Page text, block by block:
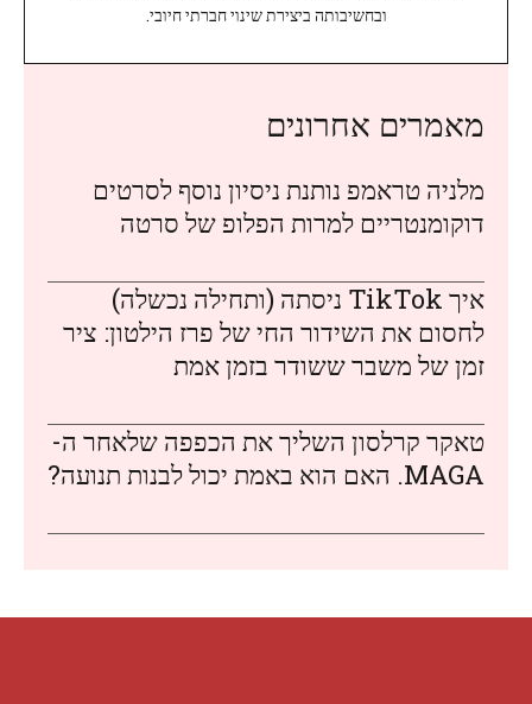
ובחשיבותה ביצירת שינוי חברתי חיובי.
מאמרים אחרונים
מלניה טראמפ נותנת ניסיון נוסף לסרטים
דוקומנטריים למרות הפלופ של סרטה
איך TikTok ניסתה (ותחילה נכשלה)
לחסום את השידור החי של פרז הילטון: ציר
זמן של משבר ששודר בזמן אמת
טאקר קרלסון השליך את הכפפה שלאחר ה-
MAGA. האם הוא באמת יכול לבנות תנועה?